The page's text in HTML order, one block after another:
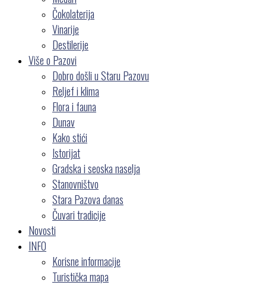
Čokolaterija
Vinarije
Destilerije
Više o Pazovi
Dobro došli u Staru Pazovu
Reljef i klima
Flora i fauna
Dunav
Kako stići
Istorijat
Gradska i seoska naselja
Stanovništvo
Stara Pazova danas
Čuvari tradicije
Novosti
INFO
Korisne informacije
Turistička mapa